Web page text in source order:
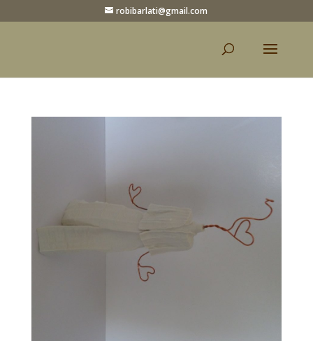
robibarlati@gmail.com